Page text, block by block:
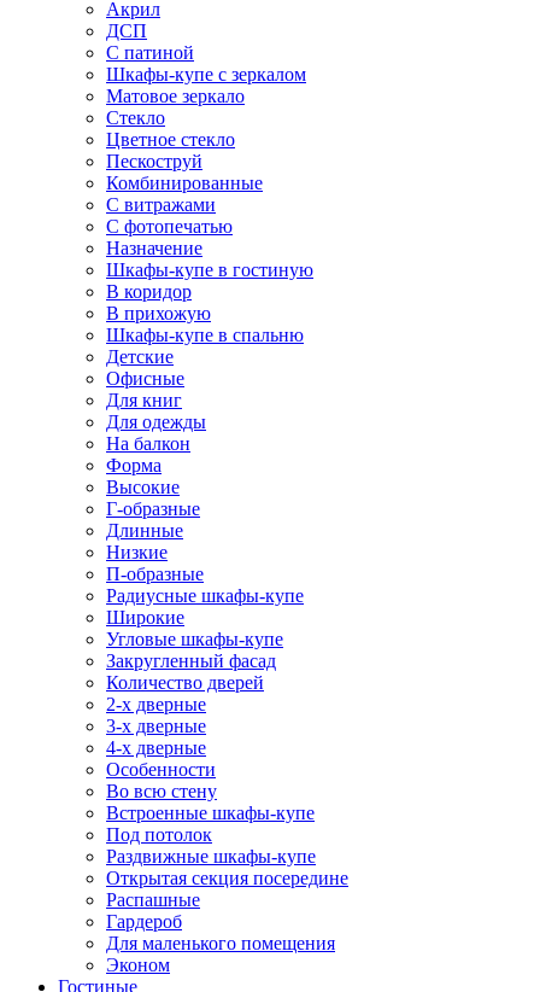
Акрил
ДСП
С патиной
Шкафы-купе с зеркалом
Матовое зеркало
Стекло
Цветное стекло
Пескоструй
Комбинированные
С витражами
С фотопечатью
Назначение
Шкафы-купе в гостиную
В коридор
В прихожую
Шкафы-купе в спальню
Детские
Офисные
Для книг
Для одежды
На балкон
Форма
Высокие
Г-образные
Длинные
Низкие
П-образные
Радиусные шкафы-купе
Широкие
Угловые шкафы-купе
Закругленный фасад
Количество дверей
2-х дверные
3-х дверные
4-х дверные
Особенности
Во всю стену
Встроенные шкафы-купе
Под потолок
Раздвижные шкафы-купе
Открытая секция посередине
Распашные
Гардероб
Для маленького помещения
Эконом
Гостиные